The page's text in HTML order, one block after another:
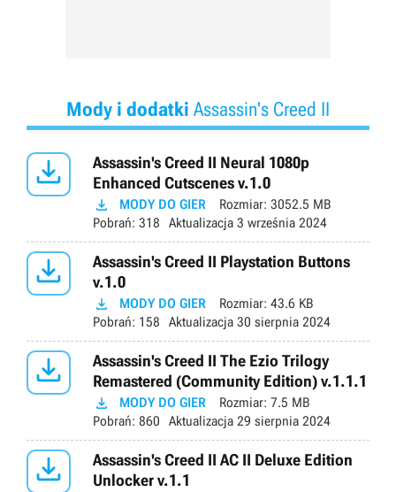
Mody i dodatki Assassin's Creed II

Assassin's Creed II Neural 1080p
Enhanced Cutscenes v.1.0
 MODY DO GIER Rozmiar: 3052.5 MB
Pobrań: 318 Aktualizacja 3 września 2024

Assassin's Creed II Playstation Buttons
v.1.0
 MODY DO GIER Rozmiar: 43.6 KB
Pobrań: 158 Aktualizacja 30 sierpnia 2024

Assassin's Creed II The Ezio Trilogy
Remastered (Community Edition) v.1.1.1
 MODY DO GIER Rozmiar: 7.5 MB
Pobrań: 860 Aktualizacja 29 sierpnia 2024

Assassin's Creed II AC II Deluxe Edition
Unlocker v.1.1